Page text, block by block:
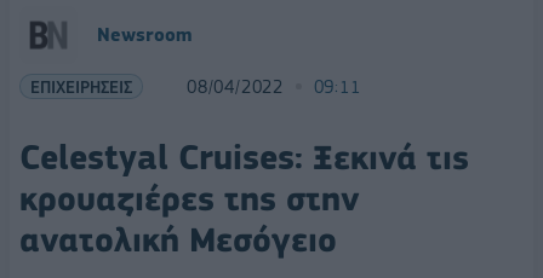
Newsroom
ΕΠΙΧΕΙΡΗΣΕΙΣ 08/04/2022 09:11
Celestyal Cruises: Ξεκινά τις
κρουαζιέρες της στην
ανατολική Μεσόγειο